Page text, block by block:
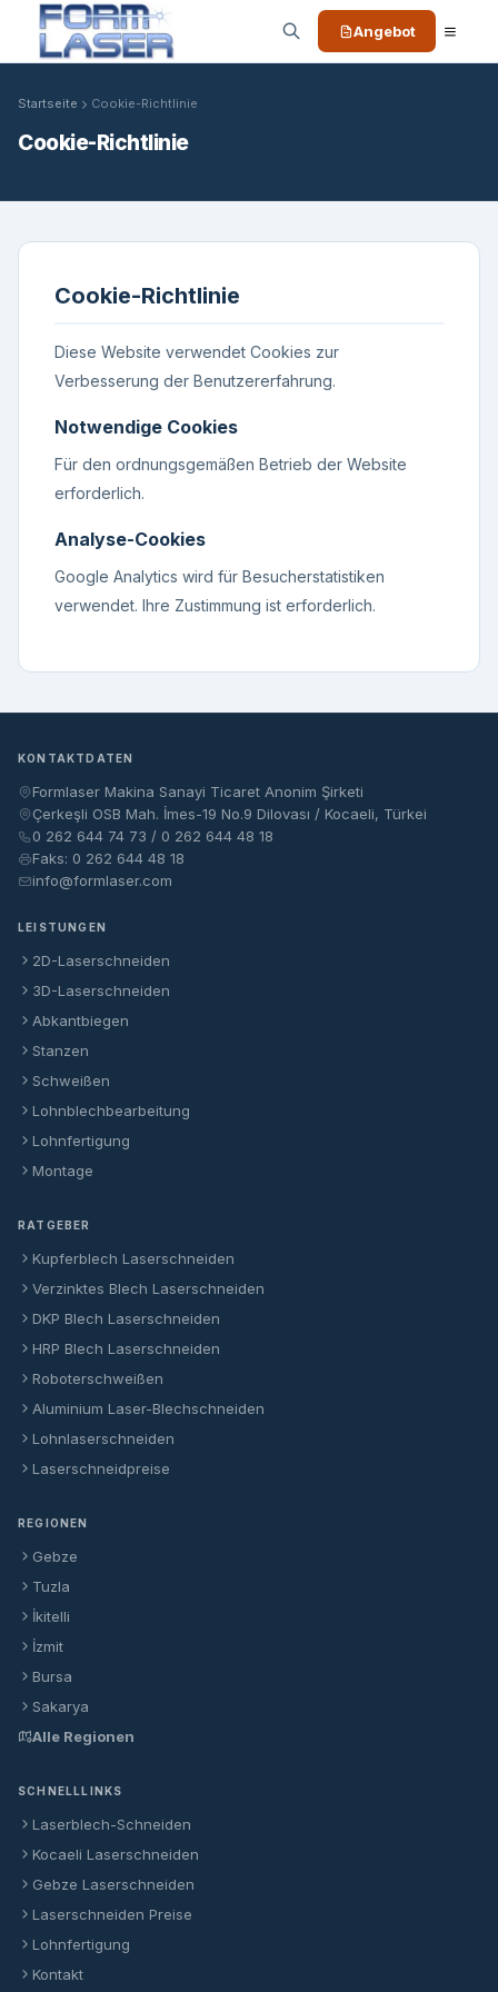
Angebot
Startseite Cookie-Richtlinie
Cookie-Richtlinie
Cookie-Richtlinie
Diese Website verwendet Cookies zur
Verbesserung der Benutzererfahrung.
Notwendige Cookies
Für den ordnungsgemäßen Betrieb der Website
erforderlich.
Analyse-Cookies
Google Analytics wird für Besucherstatistiken
verwendet. Ihre Zustimmung ist erforderlich.
KONTAKTDATEN
Formlaser Makina Sanayi Ticaret Anonim Şirketi
Çerkeşli OSB Mah. İmes-19 No.9 Dilovası / Kocaeli, Türkei
0 262 644 74 73 / 0 262 644 48 18
Faks: 0 262 644 48 18
info@formlaser.com
LEISTUNGEN
2D-Laserschneiden
3D-Laserschneiden
Abkantbiegen
Stanzen
Schweißen
Lohnblechbearbeitung
Lohnfertigung
Montage
RATGEBER
Kupferblech Laserschneiden
Verzinktes Blech Laserschneiden
DKP Blech Laserschneiden
HRP Blech Laserschneiden
Roboterschweißen
Aluminium Laser-Blechschneiden
Lohnlaserschneiden
Laserschneidpreise
REGIONEN
Gebze
Tuzla
İkitelli
İzmit
Bursa
Sakarya
Alle Regionen
SCHNELLLINKS
Laserblech-Schneiden
Kocaeli Laserschneiden
Gebze Laserschneiden
Laserschneiden Preise
Lohnfertigung
Kontakt